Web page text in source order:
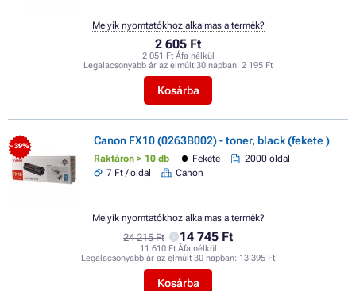
2 605 Ft
2 051 Ft Áfa nélkül
Legalacsonyabb ár az elmúlt 30 napban: 2 195 Ft
Kosárba
Melyik nyomtatókhoz alkalmas a termék?
- 39% Canon FX10 (0263B002) - toner, black (fekete )
Raktáron > 10 db Fekete
2000 oldal
7 Ft / oldal
Canon
24 215 Ft 14 745 Ft
11 610 Ft Áfa nélkül
Legalacsonyabb ár az elmúlt 30 napban: 13 395 Ft
Kosárba
Melyik nyomtatókhoz alkalmas a termék?